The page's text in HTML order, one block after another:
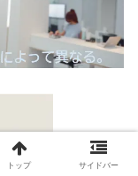
トップ サイドバー